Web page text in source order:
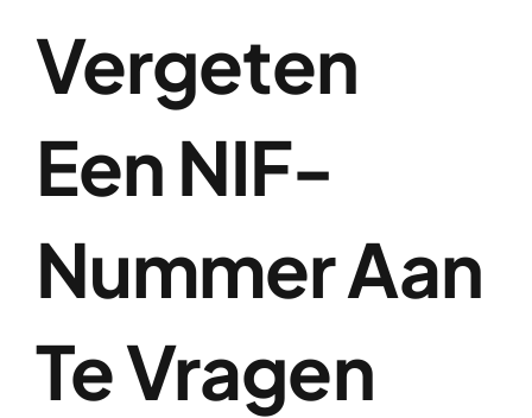
Vergeten
Een NIF-
Nummer Aan
Te Vragen